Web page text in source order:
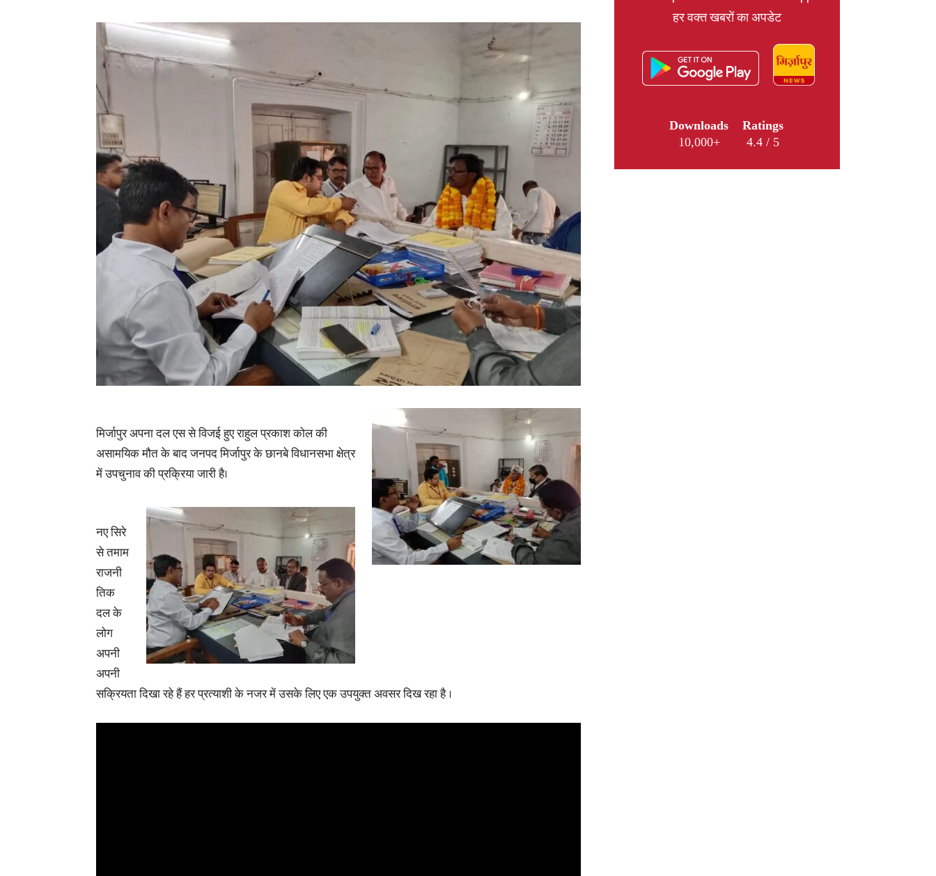
News,
Latest
News
in
Hindi,
Today
मिर्जापुर अपना दल एस से विजई हुए राहुल प्रकाश कोल की
असामयिक मौत के बाद जनपद मिर्जापुर के छानबे विधानसभा क्षेत्र
में उपचुनाव की प्रक्रिया जारी है।
नए सिरे
से तमाम
राजनी
तिक
दल के
लोग
अपनी
अपनी
सक्रियता दिखा रहे हैं हर प्रत्याशी के नजर में उसके लिए एक उपयुक्त अवसर दिख रहा है ।
हर वक्त खबरों का अपडेट
Downloads
10,000+
Ratings
4.4 / 5